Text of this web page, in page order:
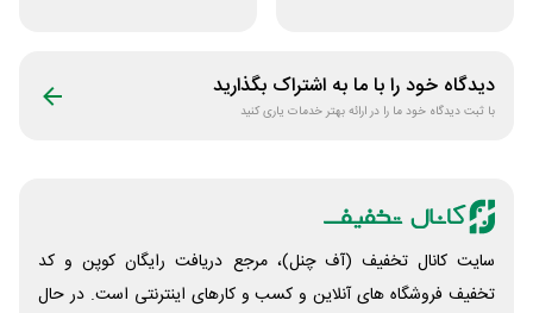
دیدگاه خود را با ما به اشتراک بگذارید
با ثبت دیدگاه خود ما را در ارائه بهتر خدمات یاری کنید
سایت کانال تخفیف (آف چنل)، مرجع دریافت رایگان کوپن و کد
تخفیف فروشگاه های آنلاین و کسب و‌ کارهای اینترنتی است. در حال